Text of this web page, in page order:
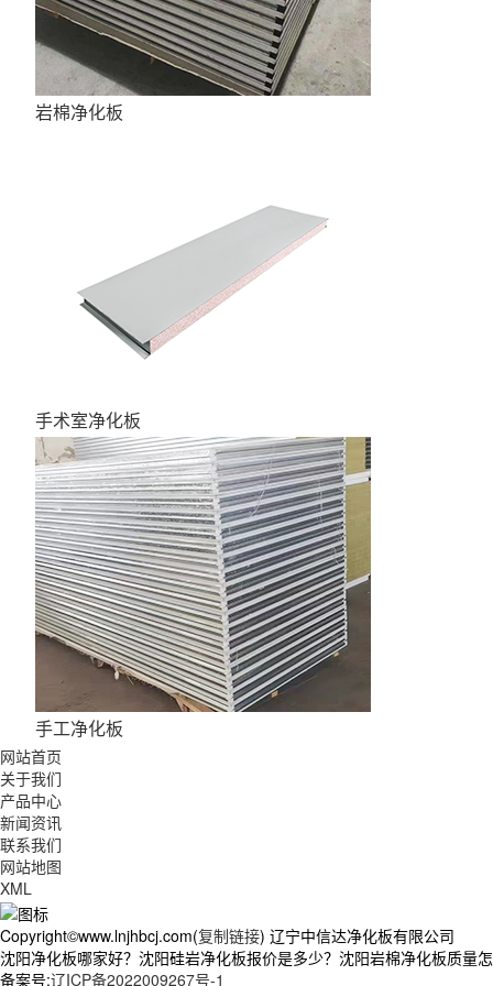
岩棉净化板
手术室净化板
手工净化板
网站首页
关于我们
产品中心
新闻资讯
联系我们
网站地图
XML
Copyright©www.lnjhbcj.com(复制链接) 辽宁中信达净化板有限公司
沈阳净化板哪家好？沈阳硅岩净化板报价是多少？沈阳岩棉净化板质
备案号:辽ICP备2022009267号-1